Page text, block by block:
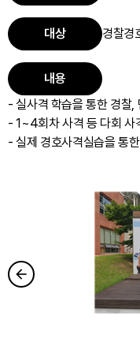
대상 경찰경
내용
- 실사격 학습을 통한 경찰,
- 1~4회차 사격 등 다회 사
- 실제 경호사격실습을 통
arrow_forward